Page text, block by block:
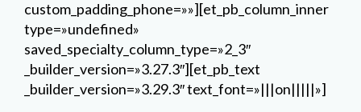
custom_padding_phone=»»][et_pb_column_inner
type=»undefined»
saved_specialty_column_type=»2_3″
_builder_version=»3.27.3″][et_pb_text
_builder_version=»3.29.3″ text_font=»|||on|||||»]